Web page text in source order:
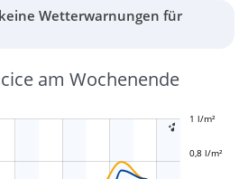
Wetterwarnungen für
am Wochenende

-0,4 l/m²
-0,2 l/m²
0,8 l/m²
1 l/m²
1,2 l/m²